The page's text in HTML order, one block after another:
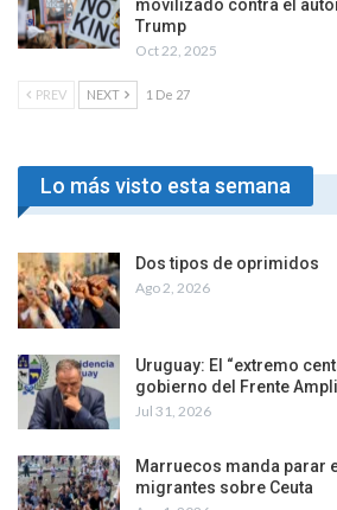
movilizado contra el
Trump
Oct 22, 2025
PREV NEXT 1 De 27
Lo más visto esta semana
Dos tipos de oprimidos
Ago 2, 2026
Uruguay: El “extremo
gobierno del Frente
Jul 31, 2026
Marruecos manda parar
migrantes sobre Ceuta